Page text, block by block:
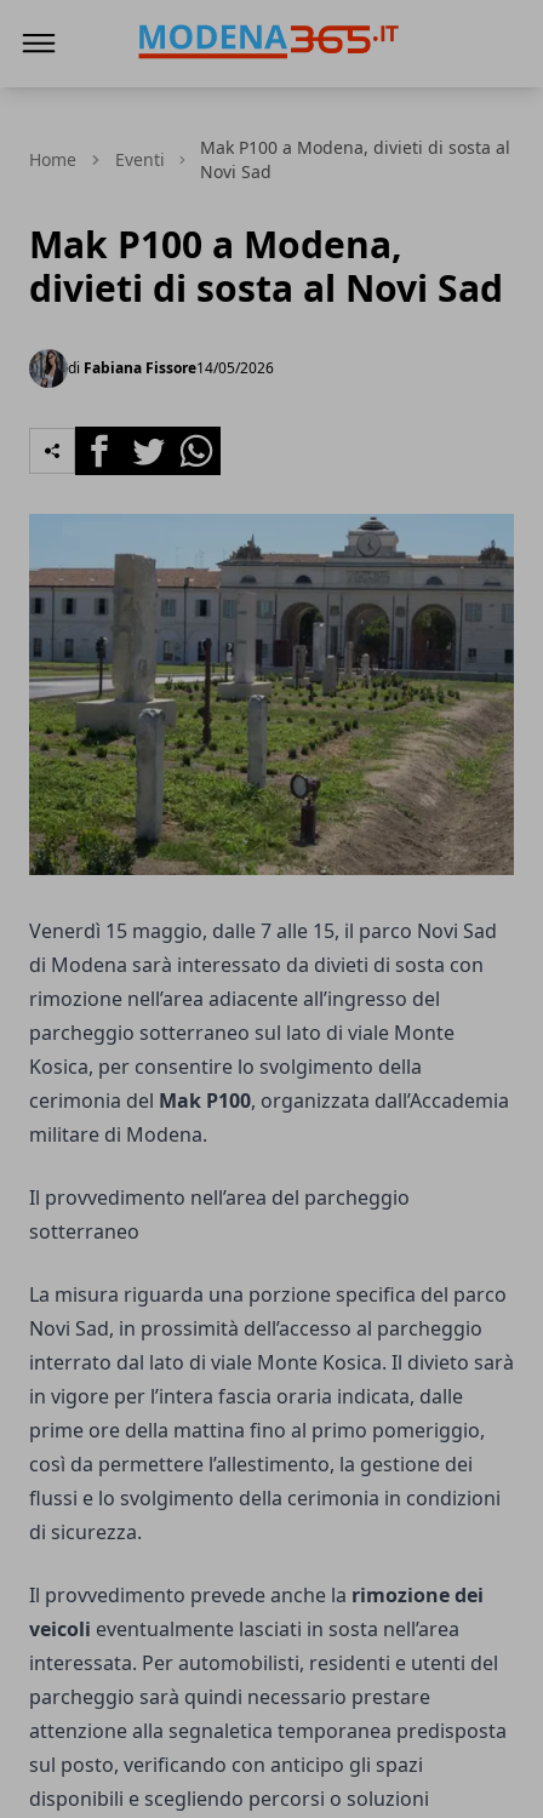
Home Eventi
Mak P100 a Modena, divieti di sosta al
Novi Sad
Mak P100 a Modena,
divieti di sosta al Novi Sad
di Fabiana Fissore14/05/2026
FacebookTwitterWhatsapp
Venerdì 15 maggio, dalle 7 alle 15, il parco Novi Sad
di Modena sarà interessato da divieti di sosta con
rimozione nell’area adiacente all’ingresso del
parcheggio sotterraneo sul lato di viale Monte
Kosica, per consentire lo svolgimento della
cerimonia del Mak P100, organizzata dall’Accademia
militare di Modena.
Il provvedimento nell’area del parcheggio
sotterraneo
La misura riguarda una porzione specifica del parco
Novi Sad, in prossimità dell’accesso al parcheggio
interrato dal lato di viale Monte Kosica. Il divieto sarà
in vigore per l’intera fascia oraria indicata, dalle
prime ore della mattina fino al primo pomeriggio,
così da permettere l’allestimento, la gestione dei
flussi e lo svolgimento della cerimonia in condizioni
di sicurezza.
Il provvedimento prevede anche la rimozione dei
veicoli eventualmente lasciati in sosta nell’area
interessata. Per automobilisti, residenti e utenti del
parcheggio sarà quindi necessario prestare
attenzione alla segnaletica temporanea predisposta
sul posto, verificando con anticipo gli spazi
disponibili e scegliendo percorsi o soluzioni